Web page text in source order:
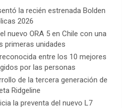
la recién estrenada Bolden
2026
nuevo ORA 5 en Chile con una
primeras unidades
entre los 10 mejores
por las personas
de la tercera generación de
Ridgeline
la preventa del nuevo L7